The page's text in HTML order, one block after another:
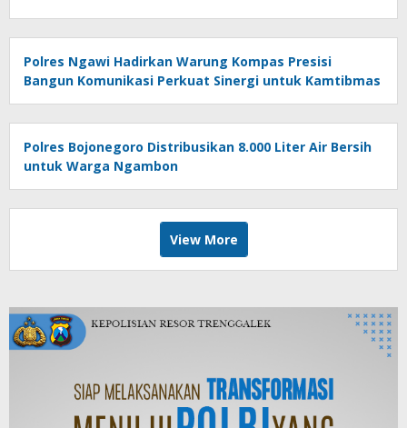
Polres Ngawi Hadirkan Warung Kompas Presisi
Bangun Komunikasi Perkuat Sinergi untuk Kamtibmas
Polres Bojonegoro Distribusikan 8.000 Liter Air Bersih
untuk Warga Ngambon
View More